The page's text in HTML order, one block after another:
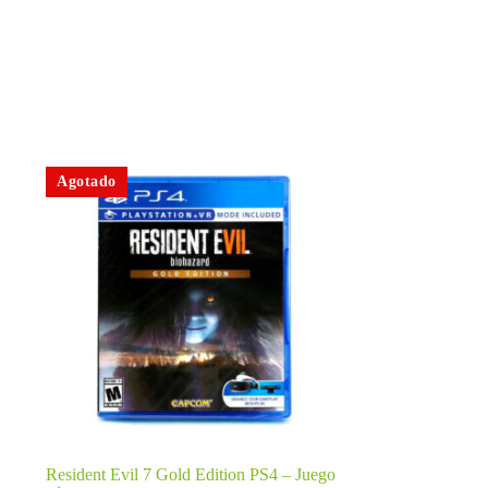
Agotado
Resident Evil 7 Gold Edition PS4 – Juego